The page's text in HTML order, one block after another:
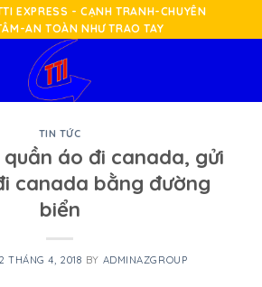
EXPRESS - CẠNH TRANH-CHUYÊN
AN TOÀN NHƯ TRAO TAY
TIN TỨC
quần áo đi canada, gửi
canada bằng đường
biển
THÁNG 4, 2018 BY ADMINAZGROUP